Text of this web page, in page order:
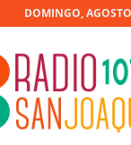
DOMINGO,
Radio
Joaquín